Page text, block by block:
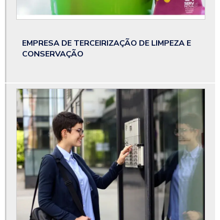
Portaria e limpeza
Portaria para condomínio
Portaria remota sp
Recepção terceirização
Serviço bombeiro civil
Serviço bombeiro civil em sp
Serviço de copeira
Serviço de portaria e limpeza
EMPRESA DE TERCEIRIZAÇÃO DE LIMPEZA E
CONSERVAÇÃO